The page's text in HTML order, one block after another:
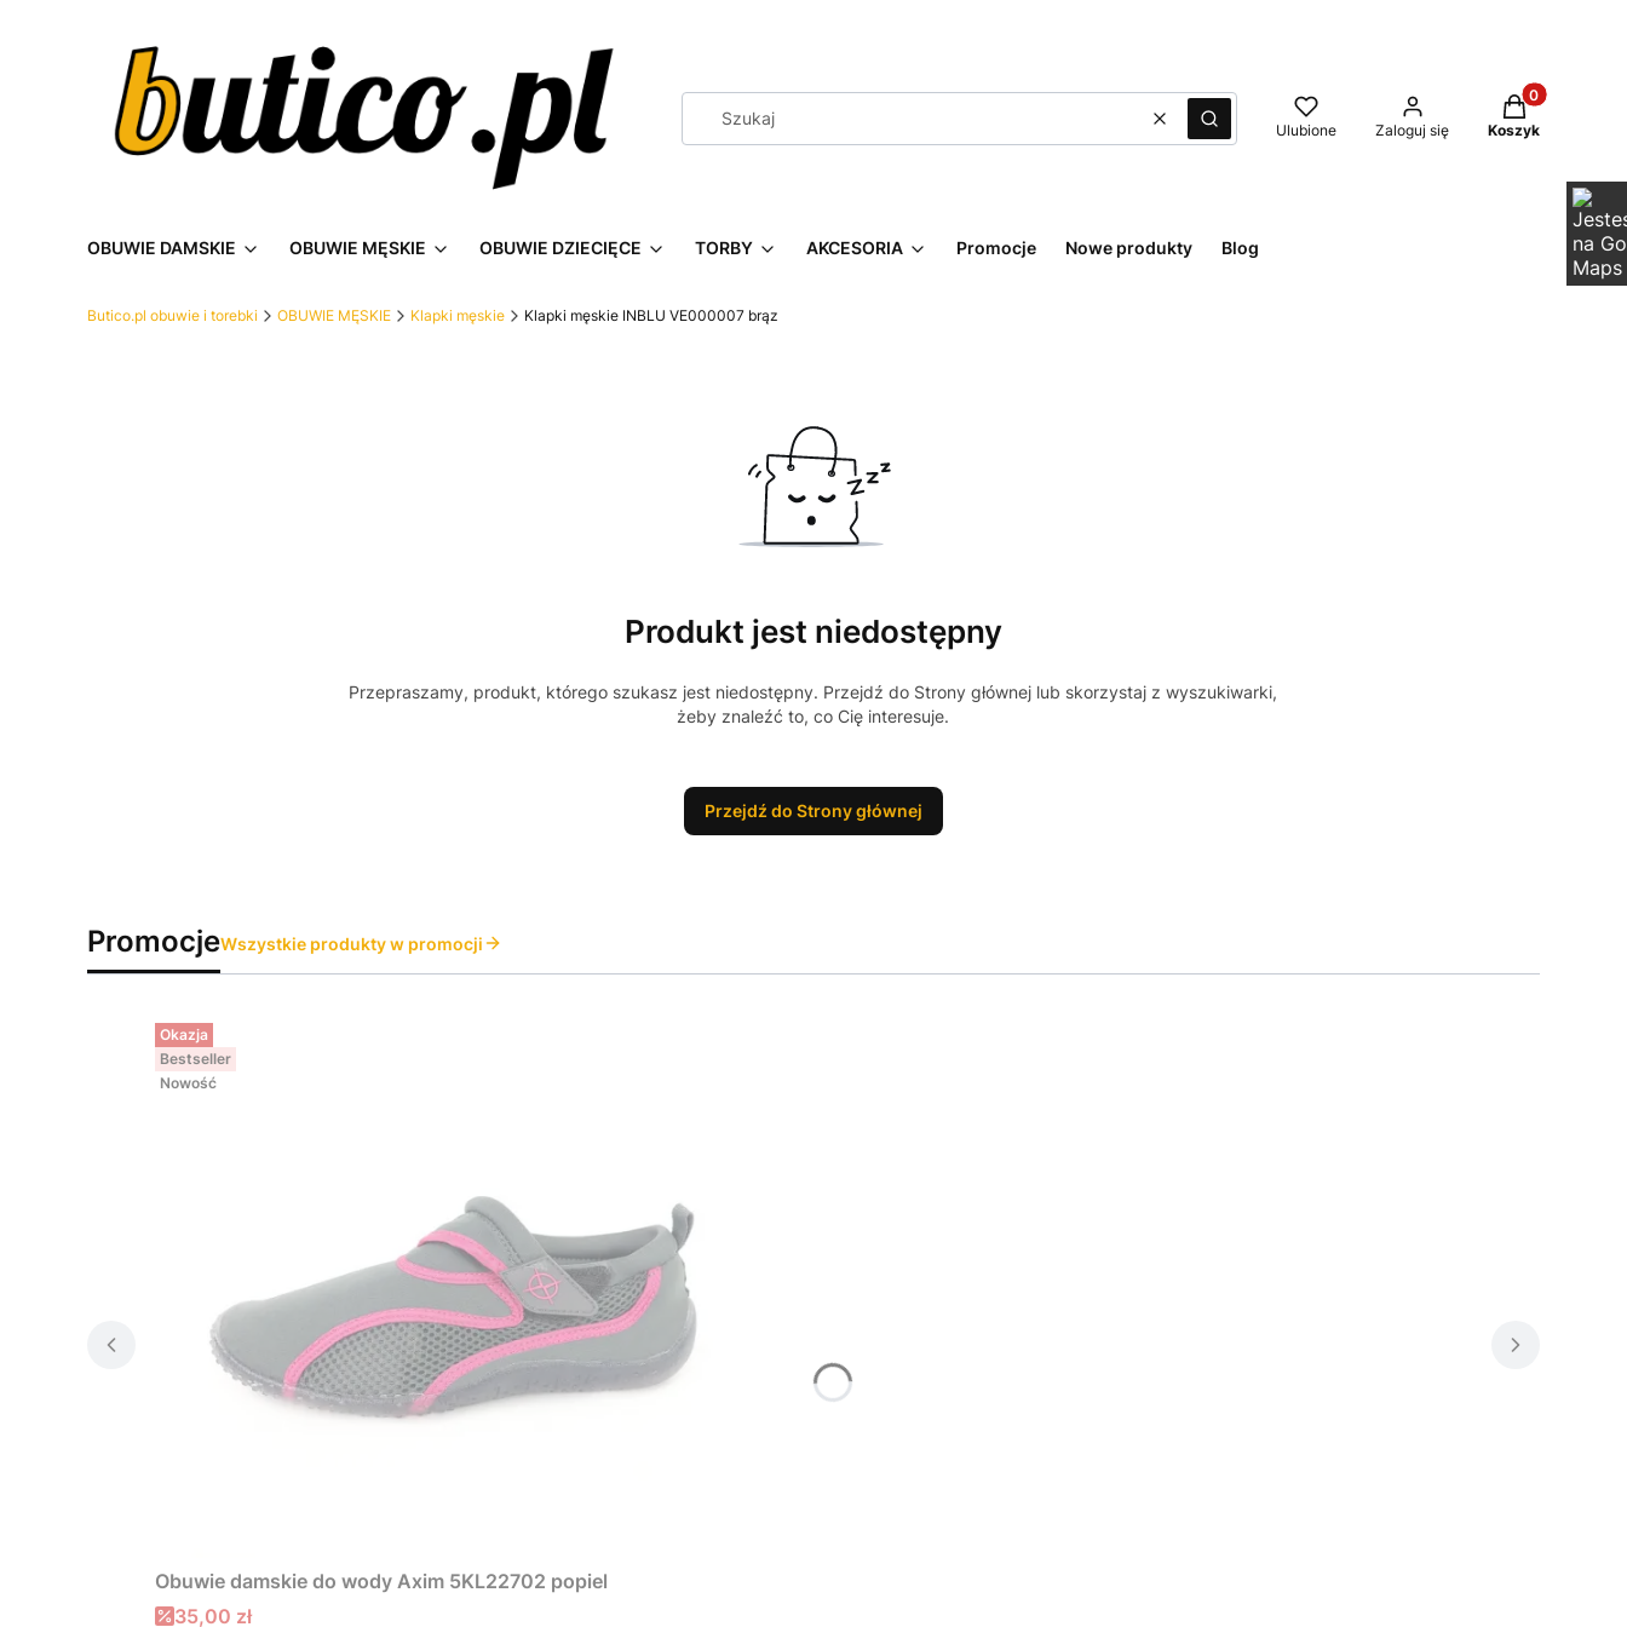
WyczyśćSzukaj Ulubione Zaloguj się
Produkty w
Koszyk
OBUWIE DAMSKIE OBUWIE MĘSKIE OBUWIE DZIECIĘCE TORBY AKCESORIA Promocje Nowe produkty Blog
Butico.pl obuwie i torebki OBUWIE MĘSKIE Klapki męskie Klapki męskie INBLU VE000007 brąz
Produkt jest niedostępny
Przepraszamy, produkt, którego szukasz jest niedostępny. Przejdź do Strony głównej lub skorzystaj z wyszukiwarki,
żeby znaleźć to, co Cię interesuje.
Przejdź do Strony głównej
PromocjeWszystkie produkty w promocji
Okazja
Bestseller
Nowość
Obuwie damskie do wody Axim 5KL22702 popiel
Cena promocyjna
35,00 zł